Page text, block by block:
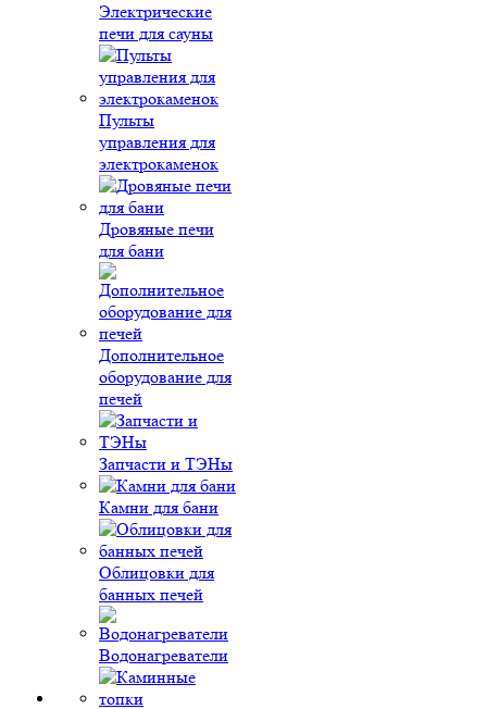
Электрические
печи для сауны
Пульты
управления для
электрокаменок
Дровяные печи
для бани
Дополнительное
оборудование для
печей
Запчасти и ТЭНы
Камни для бани
Облицовки для
банных печей
Водонагреватели